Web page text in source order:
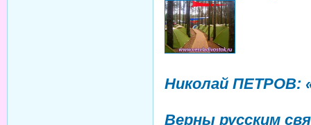
Николай ПЕТРОВ:
Верны русским